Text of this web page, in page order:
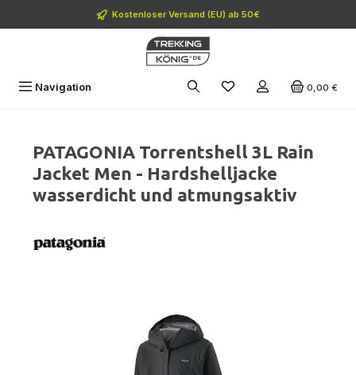
Zum Hauptinhalt springenKostenloser Versand (EU) ab 50€
Navigation 0,00 €
PATAGONIA Torrentshell 3L Rain
Jacket Men - Hardshelljacke
wasserdicht und atmungsaktiv